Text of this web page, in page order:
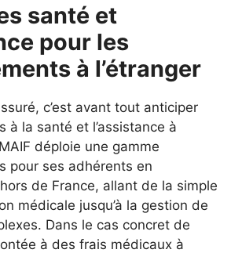
santé et
pour les
à l’étranger
c’est avant tout anticiper
à la santé et l’assistance à
déploie une gamme
pour ses adhérents en
de France, allant de la simple
médicale jusqu’à la gestion de
Dans le cas concret de
à des frais médicaux à